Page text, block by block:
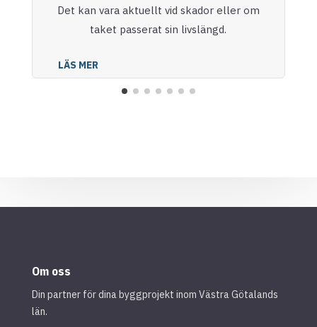
Det kan vara aktuellt vid skador eller om
taket passerat sin livslängd.
LÄS MER
Om oss
Din partner för dina byggprojekt inom Västra Götalands
län.